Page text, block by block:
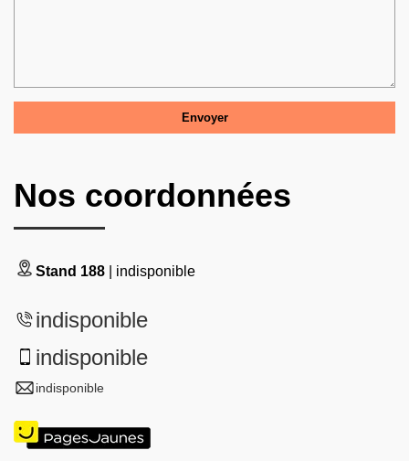
Nos coordonnées
Stand 188 | indisponible
indisponible
indisponible
indisponible